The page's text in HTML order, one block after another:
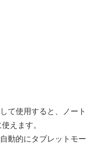
て使用すると、ノート
えます。
動的にタブレットモー